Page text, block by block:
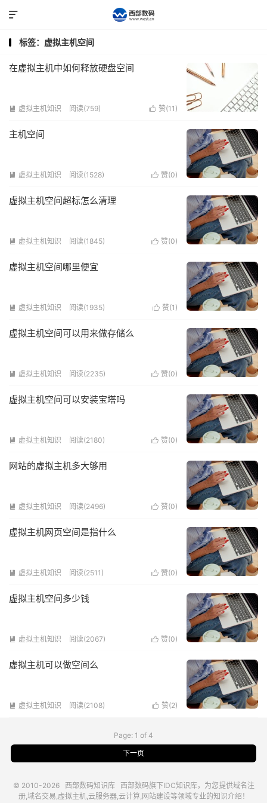

标签：虚拟主机空间
在虚拟主机中如何释放硬盘空间
 虚拟主机知识 阅读(759)  赞(11 )
主机空间
 虚拟主机知识 阅读(1528)  赞(0)
虚拟主机空间超标怎么清理
 虚拟主机知识 阅读(1845)  赞(0)
虚拟主机空间哪里便宜
 虚拟主机知识 阅读(1935)  赞(1 )
虚拟主机空间可以用来做存储么
 虚拟主机知识 阅读(2235)  赞(0)
虚拟主机空间可以安装宝塔吗
 虚拟主机知识 阅读(2180)  赞(0)
网站的虚拟主机多大够用
 虚拟主机知识 阅读(2496)  赞(0)
虚拟主机网页空间是指什么
 虚拟主机知识 阅读(2511)  赞(0)
虚拟主机空间多少钱
 虚拟主机知识 阅读(2067)  赞(0)
虚拟主机可以做空间么
 虚拟主机知识 阅读(2108)  赞(2)
Page: 1 of 4
下一页
© 2010-2026 西部数码知识库 西部数码旗下IDC知识库，为您提供域名注
册,域名交易,虚拟主机,云服务器,云计算,网站建设等领域专业的知识介绍！